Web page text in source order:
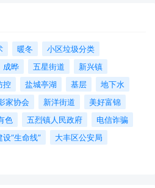
暖冬
小区垃圾分类
成晔 五星街道
新兴镇
控 盐城亭湖 基层
地下水
家协会 新洋街道
美好富锦
色 五烈镇人民政府
电信诈骗
“生命线”
大丰区公安局